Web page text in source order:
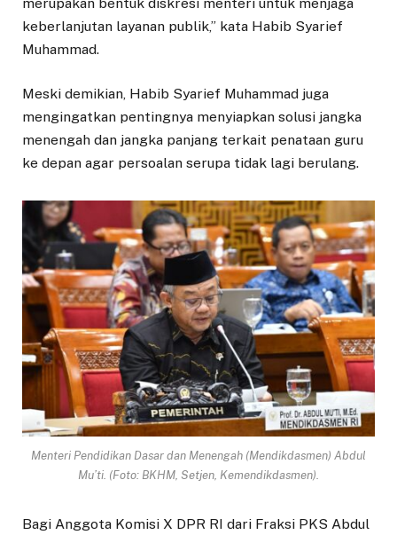
keberlanjutan layanan publik,” kata Habib Syarief
Muhammad.
Meski demikian, Habib Syarief Muhammad juga
mengingatkan pentingnya menyiapkan solusi jangka
menengah dan jangka panjang terkait penataan guru
ke depan agar persoalan serupa tidak lagi berulang.
Menteri Pendidikan Dasar dan Menengah (Mendikdasmen) Abdul
Mu’ti. (Foto: BKHM, Setjen, Kemendikdasmen).
Bagi Anggota Komisi X DPR RI dari Fraksi PKS Abdul